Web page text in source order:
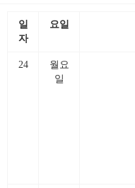
일
자
요일
24
월요
일